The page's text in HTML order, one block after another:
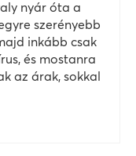
nyár óta a
szerényebb
inkább csak
és mostanra
az árak, sokkal